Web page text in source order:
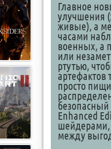
Главное
улучшения
живые), а
часами
военных, а
или
ртутью,
артефактов
просто
безопасный
Enhanced
шейдерами,
между